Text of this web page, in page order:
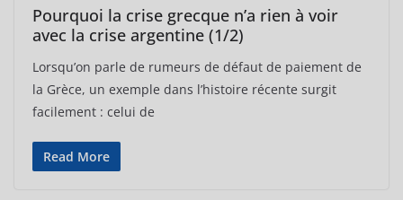
Pourquoi la crise grecque n’a rien à voir
avec la crise argentine (1/2)
Lorsqu’on parle de rumeurs de défaut de paiement de
la Grèce, un exemple dans l’histoire récente surgit
facilement : celui de
Read More